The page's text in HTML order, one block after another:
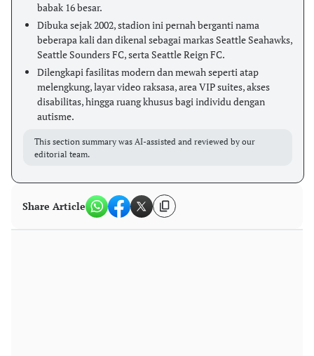
babak 16 besar.
Dibuka sejak 2002, stadion ini pernah berganti nama
beberapa kali dan dikenal sebagai markas Seattle Seahawks,
Seattle Sounders FC, serta Seattle Reign FC.
Dilengkapi fasilitas modern dan mewah seperti atap
melengkung, layar video raksasa, area VIP suites, akses
disabilitas, hingga ruang khusus bagi individu dengan
autisme.
This section summary was AI-assisted and reviewed by our
editorial team.
Share Article